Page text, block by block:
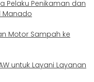
Pelaku Penikaman dan
Manado
Motor Sampah ke
untuk Layani Layanan